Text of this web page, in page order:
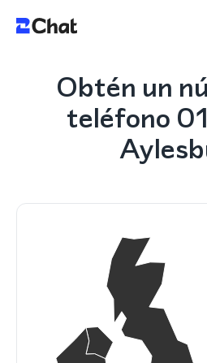
Obtén un
teléfono